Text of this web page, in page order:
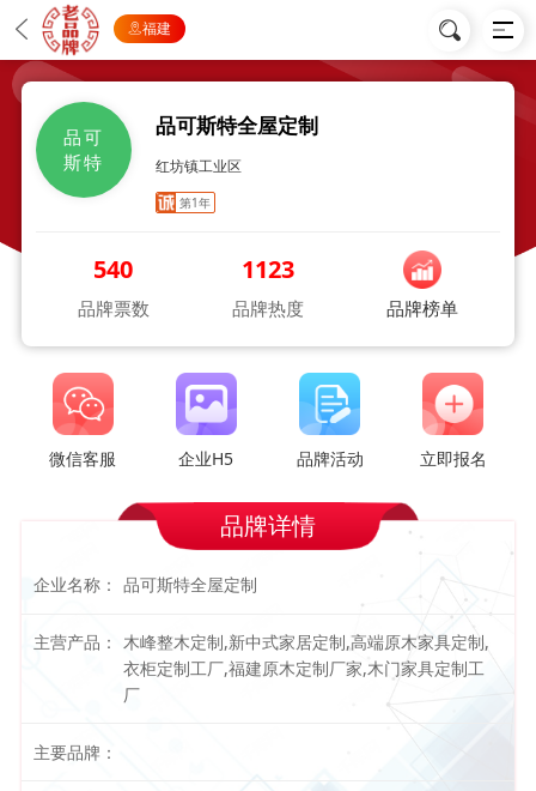
福建
品可
斯特
品可斯特全屋定制
红坊镇工业区
第1年
540
品牌票数
1123
品牌热度 品牌榜单
微信客服 企业H5 品牌活动 立即报名
品牌详情
企业名称： 品可斯特全屋定制
主营产品： 木峰整木定制,新中式家居定制,高端原木家具定制,
衣柜定制工厂,福建原木定制厂家,木门家具定制工
厂
主要品牌：